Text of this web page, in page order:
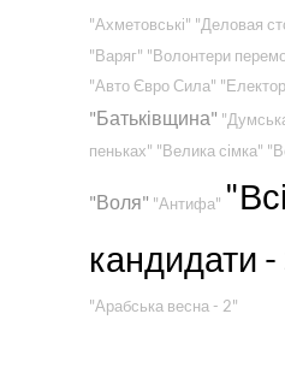
"Ахметовські" "Деловая
"Варяг" "Волонтери
"Авто Євро Сила"
"Батьківщина"
пеньках" "Велика сімка"
"Воля" "Антифа" "Всі
кандидати
"Арабська весна - 2"